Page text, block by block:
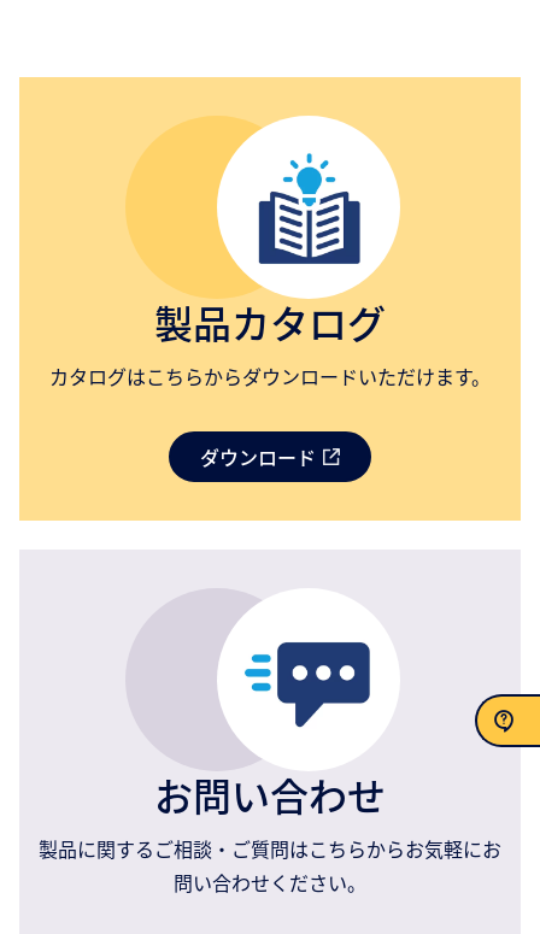
お問い合わせ
製品カタログ
カタログはこちらからダウンロードいただけます。
ダウンロード
お問い合わせ
製品に関するご相談・ご質問はこちらからお気軽にお
問い合わせください。